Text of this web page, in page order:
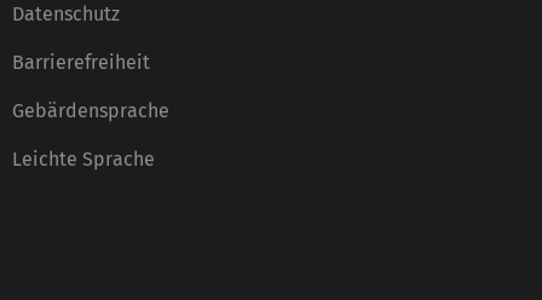
Datenschutz
Barrierefreiheit
Gebärdensprache
Leichte Sprache